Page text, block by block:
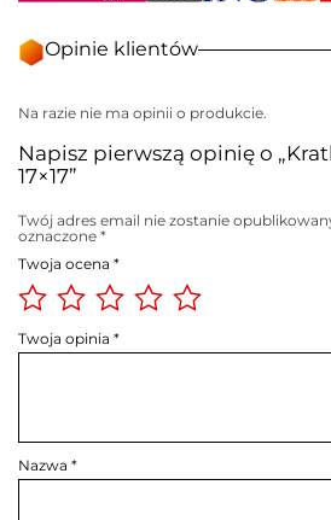
Opinie klientów
Na razie nie ma opinii o produkcie.
Napisz pierwszą opinię o
17×17”
Twój adres email nie zostanie
oznaczone *
Twoja ocena *
Twoja opinia *
Nazwa *